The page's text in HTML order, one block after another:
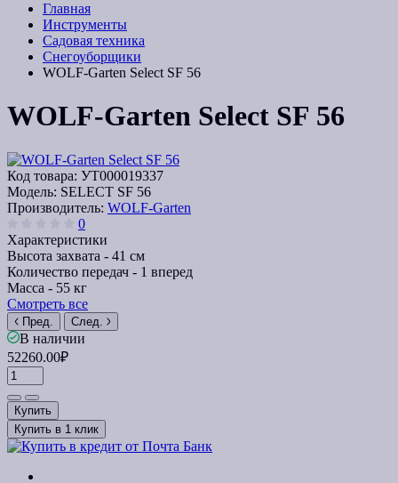
Главная
Инструменты
Садовая техника
Снегоуборщики
WOLF-Garten Select SF 56
WOLF-Garten Select SF 56
Код товара: УТ000019337
Модель: SELECT SF 56
Производитель: WOLF-Garten
0
Характеристики
Высота захвата - 41 см
Количество передач - 1 вперед
Масса - 55 кг
Смотреть все
Пред. След.
В наличии
52260.00₽
Купить
Купить в 1 клик